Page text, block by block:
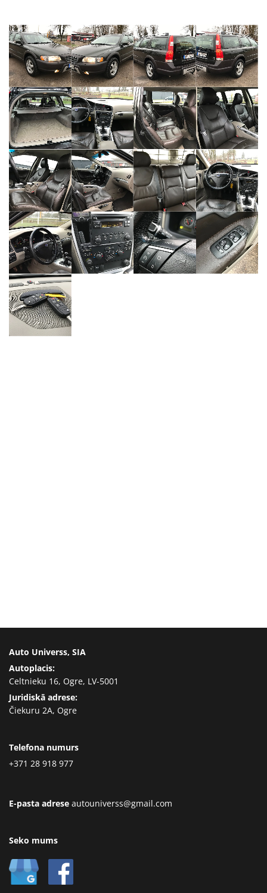
Auto Universs, SIA
Autoplacis:
Celtnieku 16, Ogre, LV-5001
Juridiskā adrese:
Čiekuru 2A, Ogre
Telefona numurs
+371 28 918 977
E-pasta adrese autouniverss@gmail.com
Seko mums